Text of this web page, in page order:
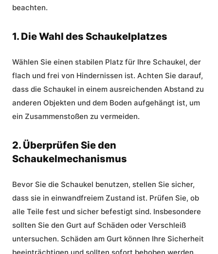
beachten.
1. Die Wahl des Schaukelplatzes
Wählen Sie einen stabilen Platz für Ihre Schaukel, der
flach und frei von Hindernissen ist. Achten Sie darauf,
dass die Schaukel in einem ausreichenden Abstand zu
anderen Objekten und dem Boden aufgehängt ist, um
ein Zusammenstoßen zu vermeiden.
2. Überprüfen Sie den
Schaukelmechanismus
Bevor Sie die Schaukel benutzen, stellen Sie sicher,
dass sie in einwandfreiem Zustand ist. Prüfen Sie, ob
alle Teile fest und sicher befestigt sind. Insbesondere
sollten Sie den Gurt auf Schäden oder Verschleiß
untersuchen. Schäden am Gurt können Ihre Sicherheit